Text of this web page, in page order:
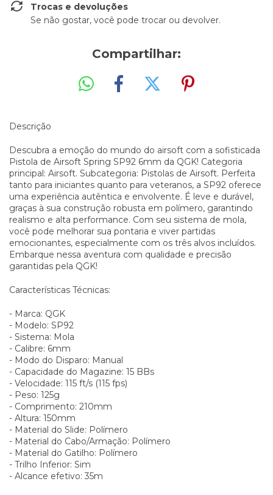
Trocas e devoluções
Se não gostar, você pode trocar ou devolver.
Compartilhar:
Descrição
Descubra a emoção do mundo do airsoft com a sofisticada
Pistola de Airsoft Spring SP92 6mm da QGK! Categoria
principal: Airsoft. Subcategoria: Pistolas de Airsoft. Perfeita
tanto para iniciantes quanto para veteranos, a SP92 oferece
uma experiência autêntica e envolvente. É leve e durável,
graças à sua construção robusta em polímero, garantindo
realismo e alta performance. Com seu sistema de mola,
você pode melhorar sua pontaria e viver partidas
emocionantes, especialmente com os três alvos incluídos.
Embarque nessa aventura com qualidade e precisão
garantidas pela QGK!
Características Técnicas:
- Marca: QGK
- Modelo: SP92
- Sistema: Mola
- Calibre: 6mm
- Modo do Disparo: Manual
- Capacidade do Magazine: 15 BBs
- Velocidade: 115 ft/s (115 fps)
- Peso: 125g
- Comprimento: 210mm
- Altura: 150mm
- Material do Slide: Polímero
- Material do Cabo/Armação: Polímero
- Material do Gatilho: Polímero
- Trilho Inferior: Sim
- Alcance efetivo: 35m